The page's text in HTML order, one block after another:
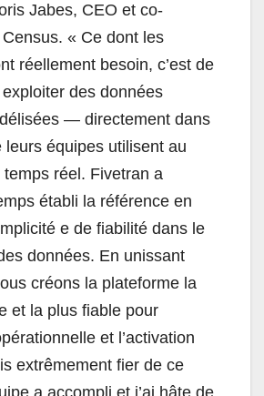
Jabes, CEO et co-
« Ce dont les
réellement besoin, c’est de
des données
— directement dans
leurs équipes utilisent au
réel. Fivetran a
établi la référence en
e de fiabilité dans le
données. En unissant
créons la plateforme la
et la plus fiable pour
et l’activation
extrêmement fier de ce